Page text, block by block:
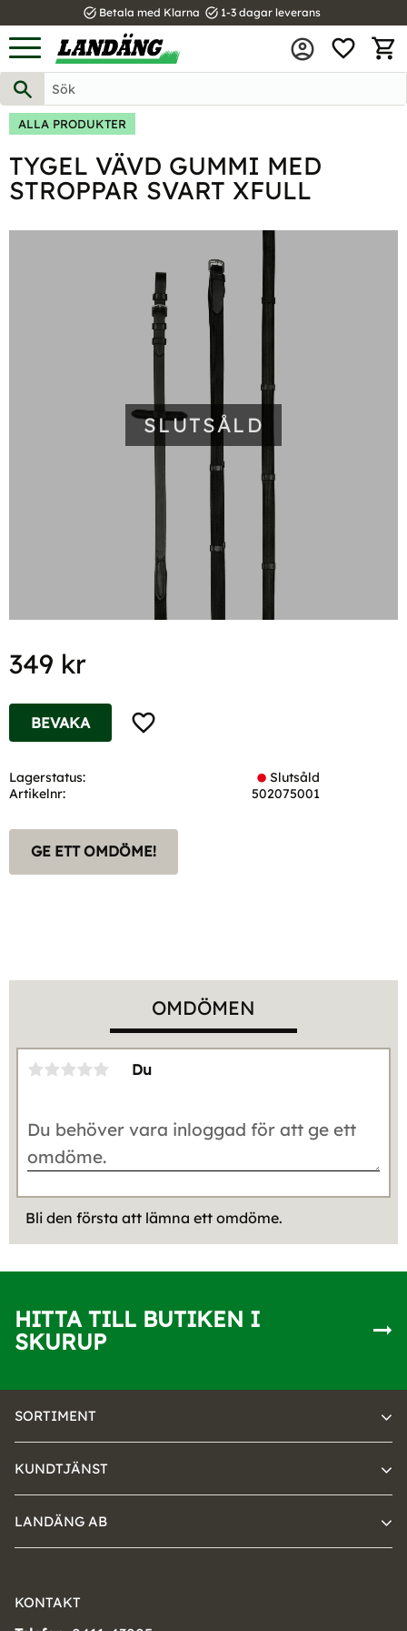
Meny
task_alt Betala med Klarna task_alt 1-3 dagar leverans
ALLA PRODUKTER
TYGEL VÄVD GUMMI MED
STROPPAR SVART XFULL
SLUTSÅLD
349 kr
Lägg till i favoriter
BEVAKA
Lagerstatus
Slutsåld
Artikelnr
502075001
GE ETT OMDÖME!
OMDÖMEN
Du
Bli den första att lämna ett omdöme.
HITTA TILL BUTIKEN I
SKURUP
SORTIMENT
KUNDTJÄNST
LANDÄNG AB
KONTAKT